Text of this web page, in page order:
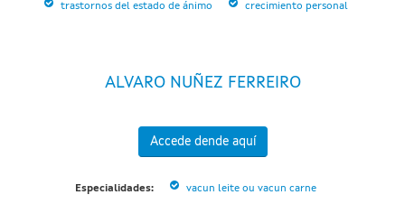
trastornos del estado de ánimo crecimiento personal
ALVARO NUÑEZ FERREIRO
Accede dende aquí
Especialidades: vacun leite ou vacun carne